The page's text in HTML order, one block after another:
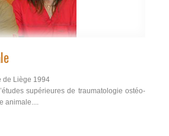
de Liège 1994
supérieures de traumatologie ostéo-
animale....